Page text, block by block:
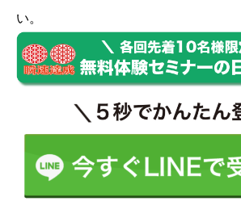
い。